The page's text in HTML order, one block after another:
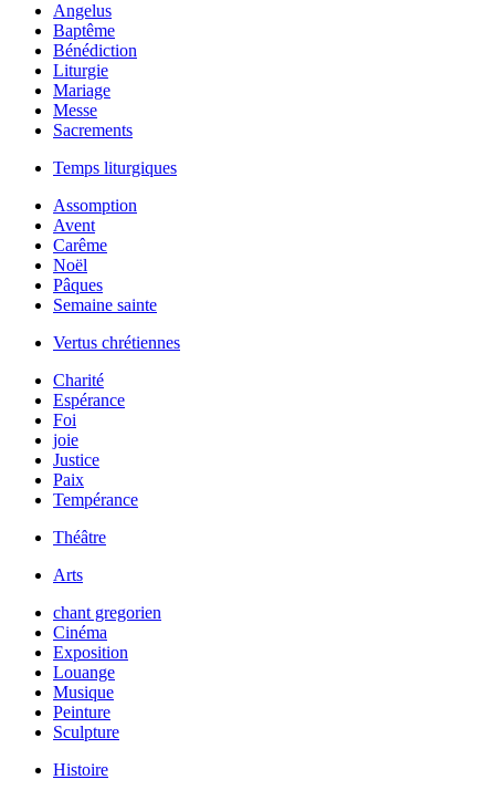
Angelus
Baptême
Bénédiction
Liturgie
Mariage
Messe
Sacrements
Temps liturgiques
Assomption
Avent
Carême
Noël
Pâques
Semaine sainte
Vertus chrétiennes
Charité
Espérance
Foi
joie
Justice
Paix
Tempérance
Théâtre
Arts
chant gregorien
Cinéma
Exposition
Louange
Musique
Peinture
Sculpture
Histoire